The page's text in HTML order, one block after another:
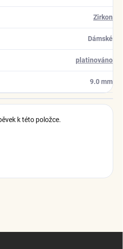
Zirkon
Dámské
platinováno
9.0 mm
k této položce.